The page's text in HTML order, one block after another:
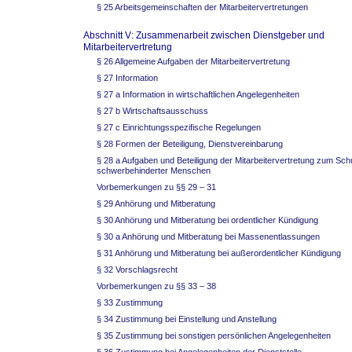
§ 25 Arbeitsgemeinschaften der Mitarbeitervertretungen
Abschnitt V: Zusammenarbeit zwischen Dienstgeber und
Mitarbeitervertretung
§ 26 Allgemeine Aufgaben der Mitarbeitervertretung
§ 27 Information
§ 27 a Information in wirtschaftlichen Angelegenheiten
§ 27 b Wirtschaftsausschuss
§ 27 c Einrichtungsspezifische Regelungen
§ 28 Formen der Beteiligung, Dienstvereinbarung
§ 28 a Aufgaben und Beteiligung der Mitarbeitervertretung zum
schwerbehinderter Menschen
Vorbemerkungen zu §§ 29 – 31
§ 29 Anhörung und Mitberatung
§ 30 Anhörung und Mitberatung bei ordentlicher Kündigung
§ 30 a Anhörung und Mitberatung bei Massenentlassungen
§ 31 Anhörung und Mitberatung bei außerordentlicher Kündigung
§ 32 Vorschlagsrecht
Vorbemerkungen zu §§ 33 – 38
§ 33 Zustimmung
§ 34 Zustimmung bei Einstellung und Anstellung
§ 35 Zustimmung bei sonstigen persönlichen Angelegenheiten